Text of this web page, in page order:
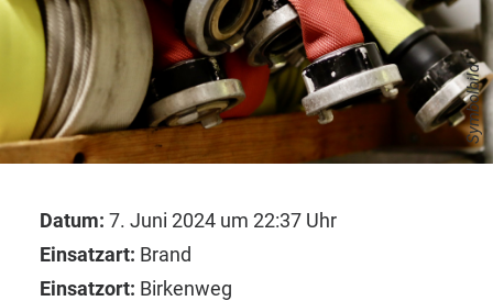
Symbolbild
Datum: 7. Juni 2024 um 22:37 Uhr
Einsatzart: Brand
Einsatzort: Birkenweg